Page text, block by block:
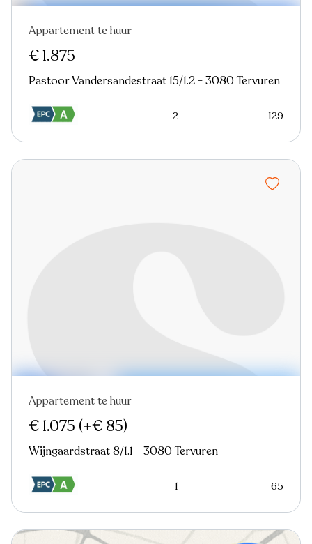
Appartement te huur
€ 1.875
Pastoor Vandersandestraat 15/1.2 - 3080 Tervuren
2 129
Verhuurd
Appartement te huur
€ 1.075 (+€ 85)
Wijngaardstraat 8/1.1 - 3080 Tervuren
1 65